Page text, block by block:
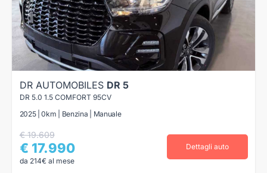
DR AUTOMOBILES DR 5
DR 5.0 1.5 COMFORT 95CV
2025 | 0km | Benzina | Manuale
€ 19.609
€ 17.990
da 214€ al mese
Dettagli auto